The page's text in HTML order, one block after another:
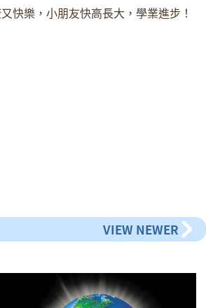
快樂，小朋友快高長大，學業進步！
VIEW NEWER